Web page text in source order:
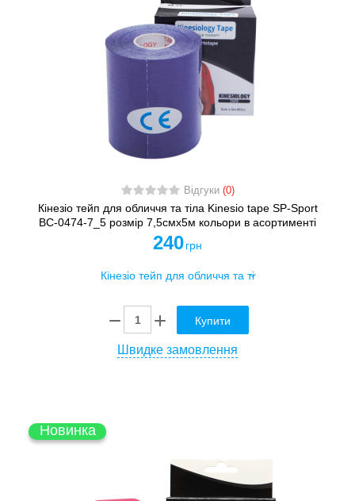
Відгуки (0)
Кінезіо тейп для обличчя та тіла Kinesio tape SP-Sport
BC-0474-7_5 розмір 7,5смх5м кольори в асортименті
240 грн
Купити
Швидке замовлення
Новинка